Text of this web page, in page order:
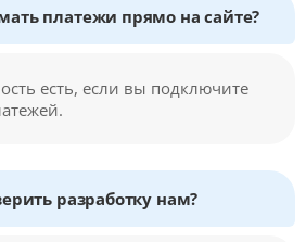
платежи прямо на сайте?
есть, если вы подключите
разработку нам?